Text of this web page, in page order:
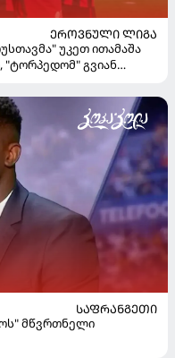
ᲔᲠᲝᲕᲜᲣᲚᲘ ᲚᲘᲒᲐ
უკეთ ითამაშა
გვიან
ᲡᲐᲤᲠᲐᲜᲒᲔᲗᲘ
მწვრთნელი